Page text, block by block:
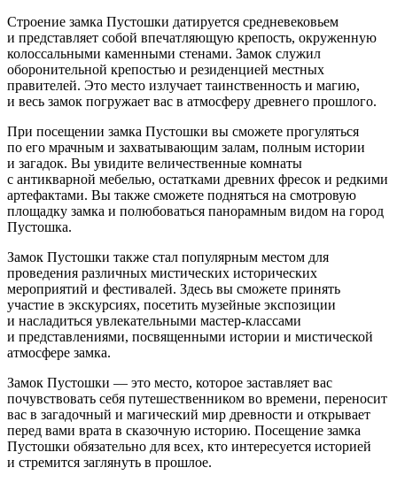
Строение замка Пустошки датируется средневековьем
и представляет собой впечатляющую крепость, окруженную
колоссальными каменными стенами. Замок служил
оборонительной крепостью и резиденцией местных
правителей. Это место излучает таинственность и магию,
и весь замок погружает вас в атмосферу древнего прошлого.
При посещении замка Пустошки вы сможете прогуляться
по его мрачным и захватывающим залам, полным истории
и загадок. Вы увидите величественные комнаты
с антикварной мебелью, остатками древних фресок и редкими
артефактами. Вы также сможете подняться на смотровую
площадку замка и полюбоваться панорамным видом на город
Пустошка.
Замок Пустошки также стал популярным местом для
проведения различных мистических исторических
мероприятий и фестивалей. Здесь вы сможете принять
участие в экскурсиях, посетить музейные экспозиции
и насладиться увлекательными мастер-классами
и представлениями, посвященными истории и мистической
атмосфере замка.
Замок Пустошки — это место, которое заставляет вас
почувствовать себя путешественником во времени, переносит
вас в загадочный и магический мир древности и открывает
перед вами врата в сказочную историю. Посещение замка
Пустошки обязательно для всех, кто интересуется историей
и стремится заглянуть в прошлое.